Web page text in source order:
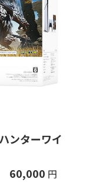
ンターワイ
60,000 円